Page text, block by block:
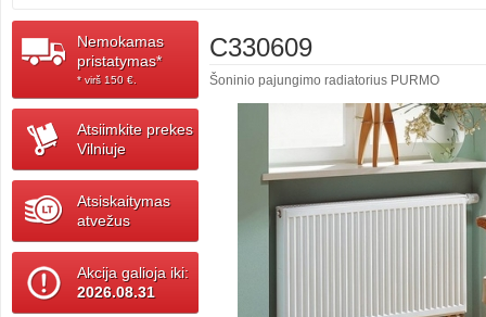
Nemokamas
pristatymas*
* virš 150 ‎€.
Atsiimkite prekes
Vilniuje
Atsiskaitymas
atvežus
Akcija galioja iki:
2026.08.31
C330609
Šoninio pajungimo radiatorius PURMO